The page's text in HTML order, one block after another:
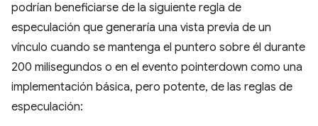
podrían beneficiarse de la siguiente regla de
especulación que generaría una vista previa de un
vínculo cuando se mantenga el puntero sobre él durante
200 milisegundos o en el evento pointerdown como una
implementación básica, pero potente, de las reglas de
especulación: